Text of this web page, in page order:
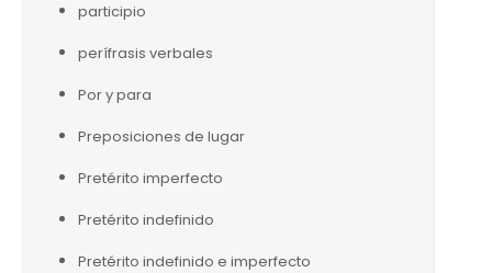
participio
perífrasis verbales
Por y para
Preposiciones de lugar
Pretérito imperfecto
Pretérito indefinido
Pretérito indefinido e imperfecto